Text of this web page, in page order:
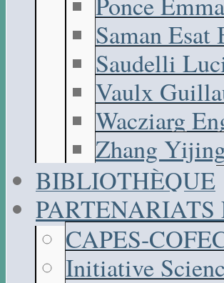
Saman Esat
Saudelli
Vaulx
Wacziarg
Zhang
BIBLIOTHÈQUE
PARTENARIATS
CAPES-
Initiative